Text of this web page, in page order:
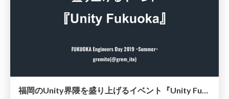
福岡のUnity界隈を盛り上げるイベント『Unity Fukuoka』 #edayfuk